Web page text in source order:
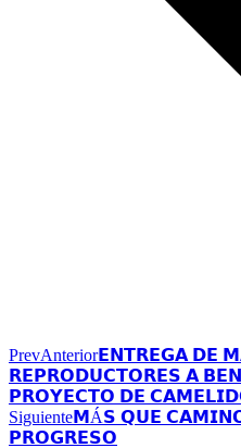
PrevAnterior𝗘𝗡𝗧𝗥𝗘𝗚𝗔 𝗗𝗘
𝗥𝗘𝗣𝗥𝗢𝗗𝗨𝗖𝗧𝗢𝗥𝗘𝗦 𝗔
𝗣𝗥𝗢𝗬𝗘𝗖𝗧𝗢 𝗗𝗘
Siguiente 𝗠Á𝗦 𝗤𝗨𝗘
𝗣𝗥𝗢𝗚𝗥𝗘𝗦𝗢